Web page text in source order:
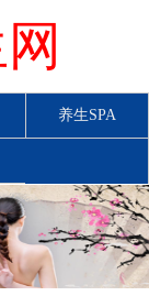
养生SPA